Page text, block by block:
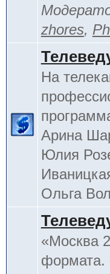
zhores,
На
Арина
Юлия
Ольга
«Москва
формата.